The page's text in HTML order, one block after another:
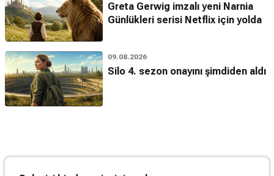
Greta Gerwig imzalı yeni Narnia
Günlükleri serisi Netflix için yolda
09.08.2026
Silo 4. sezon onayını şimdiden aldı